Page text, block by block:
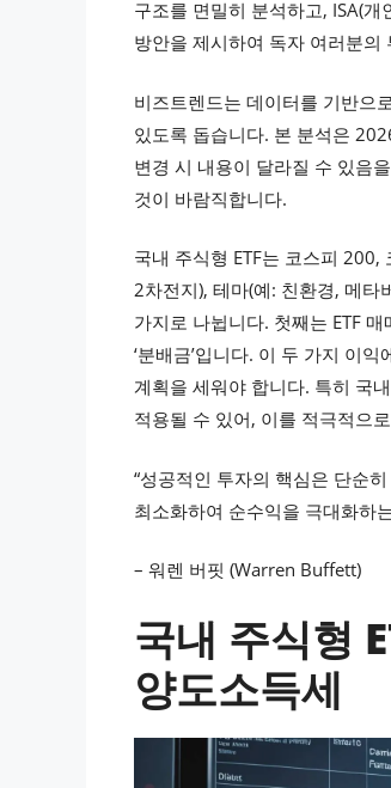
구조를 면밀히 분석하고, ISA(
방안을 제시하여 독자 여러분
비즈트렌드는 데이터를 기반으
있도록 돕습니다. 본 분석은
변경 시 내용이 달라질 수 있음
것이 바람직합니다.
국내 주식형 ETF는 코스피
2차전지), 테마(예: 친환경, 메타
가지로 나뉩니다. 첫째는 ETF
‘분배금’입니다. 이 두 가지 이
계획을 세워야 합니다. 특히 국
적용될 수 있어, 이를 적극적으
“성공적인 투자의 핵심은 단순
최소화하여 순수익을 극대화하
– 워렌 버핏 (Warren Buffett)
국내 주식형
양도소득세